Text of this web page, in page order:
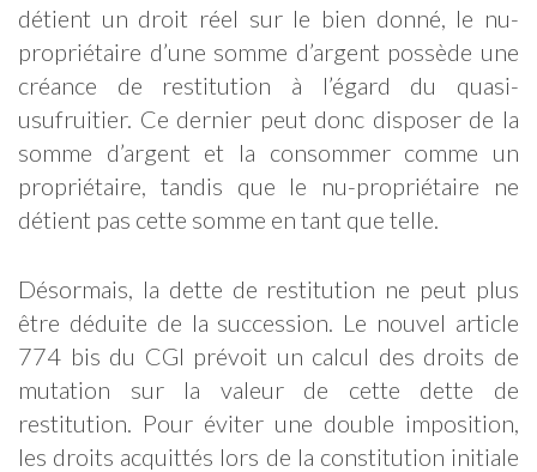
détient un droit réel sur le bien donné, le nu-
propriétaire d’une somme d’argent possède une
créance de restitution à l’égard du quasi-
usufruitier. Ce dernier peut donc disposer de la
somme d’argent et la consommer comme un
propriétaire, tandis que le nu-propriétaire ne
détient pas cette somme en tant que telle.
Désormais, la dette de restitution ne peut plus
être déduite de la succession. Le nouvel article
774 bis du CGI prévoit un calcul des droits de
mutation sur la valeur de cette dette de
restitution. Pour éviter une double imposition,
les droits acquittés lors de la constitution initiale